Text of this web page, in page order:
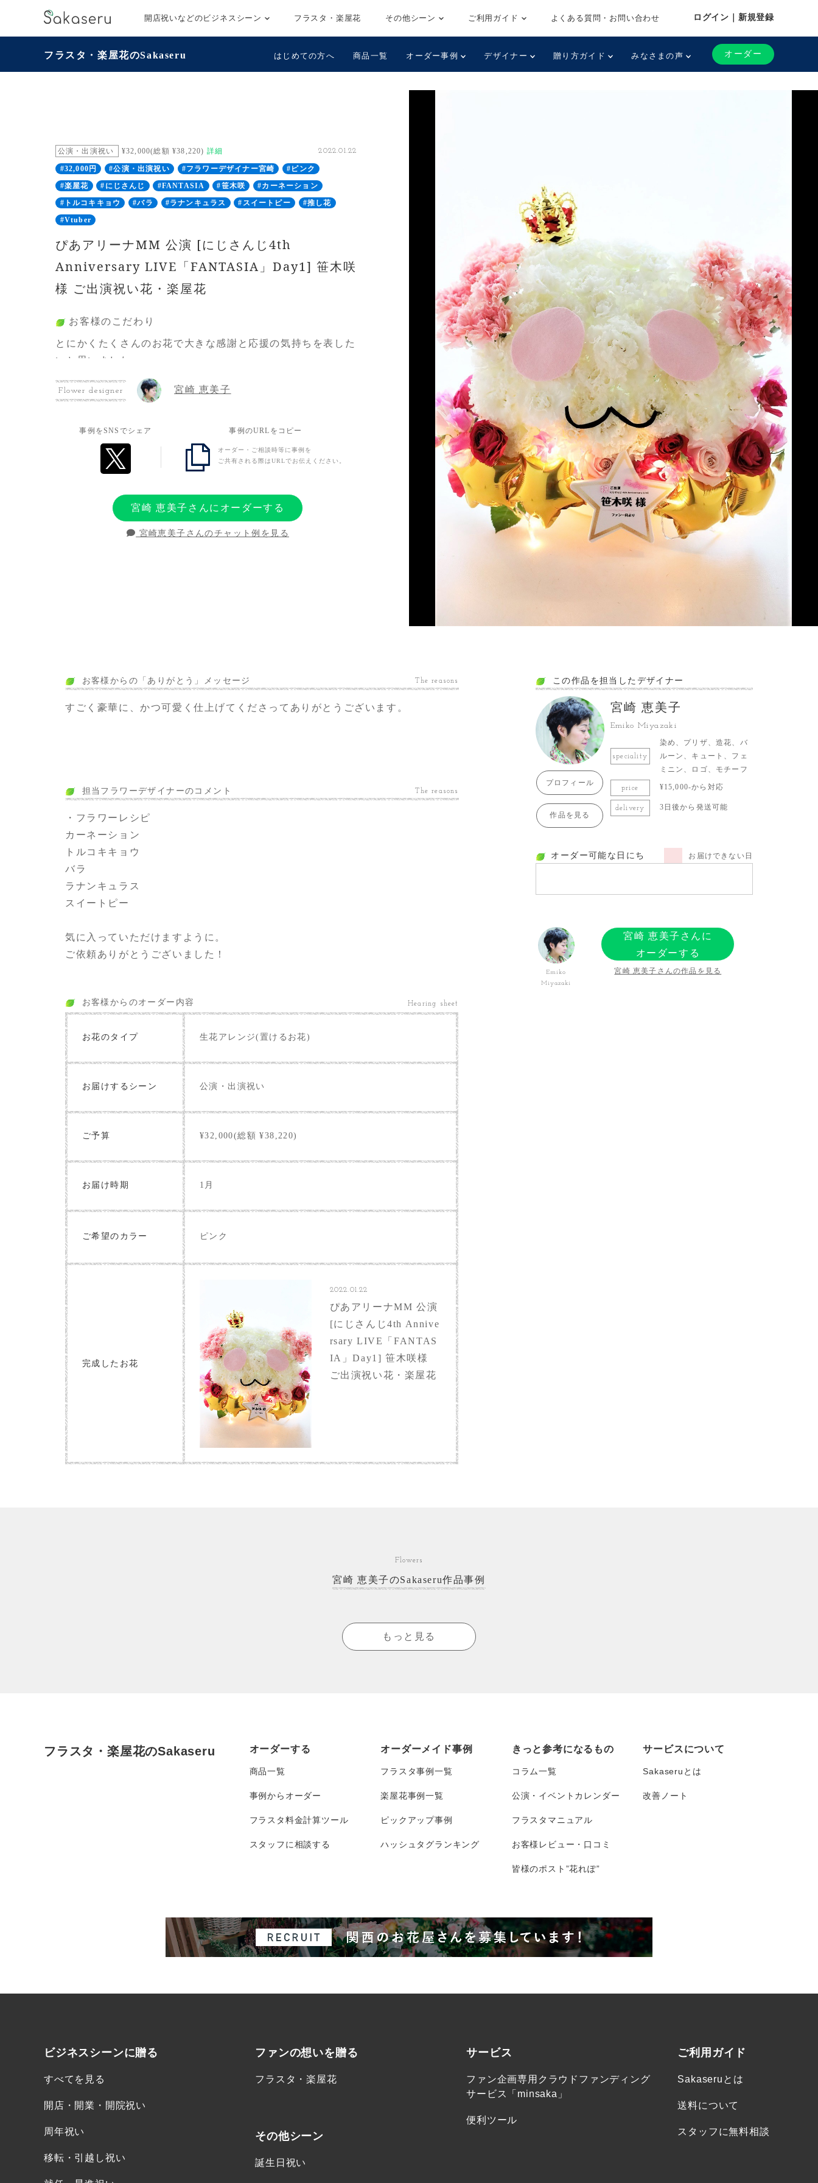
開店祝いなどのビジネスシーン フラスタ・楽屋花 その他シーン ご利用ガイド よくある質問・お問い合わせ ログイン｜新規登録
フラスタ・楽屋花のSakaseru はじめての方へ 商品一覧 オーダー事例 デザイナー 贈り方ガイド みなさまの声 オーダー
公演・出演祝い ¥32,000(総額 ¥38,220) 詳細 2022.01.22
#32,000円 #公演・出演祝い #フラワーデザイナー宮崎
#ピンク
#楽屋花
#にじさんじ #FANTASIA #笹木咲
#カーネーション
#トルコキキョウ
#バラ #ラナンキュラス #スイートピー
#推し花
#Vtuber
ぴあアリーナMM 公演 [にじさんじ4th
Anniversary LIVE「FANTASIA」Day1] 笹木咲
様 ご出演祝い花・楽屋花
お客様のこだわり
とにかくたくさんのお花で大きな感謝と応援の気持ちを表した
いと思いました。
シンボルである「パンダ」とイメージカラーのピンクで可愛ら
しく、そして彼女だけのデザインに仕上げていただきました。
お客様の想い
ライブ出演のお祝いと、いつも笑顔をくれる彼女にたくさんの
ありがとう、そしてこれからも応援しているよ、という思いを
Flower designer 宮崎 恵美子
事例をSNSでシェア 事例のURLをコピー
オーダー・ご相談時等に事例を
ご共有される際はURLでお伝えください。
宮崎 恵美子さんにオーダーする
宮崎恵美子さんのチャット例を見る
お客様からの「ありがとう」メッセージ The reasons
すごく豪華に、かつ可愛く仕上げてくださってありがとうございます。
担当フラワーデザイナーのコメント The reasons
・フラワーレシピ
カーネーション
トルコキキョウ
バラ
ラナンキュラス
スイートピー
気に入っていただけますように。
ご依頼ありがとうございました！
お客様からのオーダー内容 Hearing sheet
お花のタイプ 生花アレンジ(置けるお花)
お届けするシーン 公演・出演祝い
ご予算 ¥32,000(総額 ¥38,220)
お届け時期 1月
ご希望のカラー ピンク
完成したお花
2022.01.22
ぴあアリーナMM 公演
[にじさんじ4th Annive
rsary LIVE「FANTAS
IA」Day1] 笹木咲様
ご出演祝い花・楽屋花
この作品を担当したデザイナー
プロフィール
作品を見る
宮崎 恵美子
Emiko Miyazaki
speciality
染め、プリザ、造花、バ
ルーン、キュート、フェ
ミニン、ロゴ、モチーフ
price ¥15,000-から対応
delivery 3日後から発送可能
オーダー可能な日にち お届けできない日
Emiko
Miyazaki
宮崎 恵美子さんに
オーダーする
宮崎 恵美子さんの作品を見る
Flowers
宮崎 恵美子のSakaseru作品事例
もっと見る
フラスタ・楽屋花のSakaseru オーダーする
商品一覧
事例からオーダー
フラスタ料金計算ツール
スタッフに相談する
オーダーメイド事例
フラスタ事例一覧
楽屋花事例一覧
ピックアップ事例
ハッシュタグランキング
きっと参考になるもの
コラム一覧
公演・イベントカレンダー
フラスタマニュアル
お客様レビュー・口コミ
皆様のポスト”花れぽ”
サービスについて
Sakaseruとは
改善ノート
ビジネスシーンに贈る
すべてを見る
開店・開業・開院祝い
周年祝い
移転・引越し祝い
ファンの想いを贈る
フラスタ・楽屋花
その他シーン
誕生日祝い
サービス
ファン企画専用クラウドファンディング
サービス「minsaka」
便利ツール
ご利用ガイド
Sakaseruとは
送料について
スタッフに無料相談